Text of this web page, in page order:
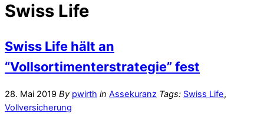
Swiss Life
Swiss Life hält an
“Vollsortimenterstrategie” fest
28. Mai 2019 By pwirth in Assekuranz Tags: Swiss Life,
Vollversicherung